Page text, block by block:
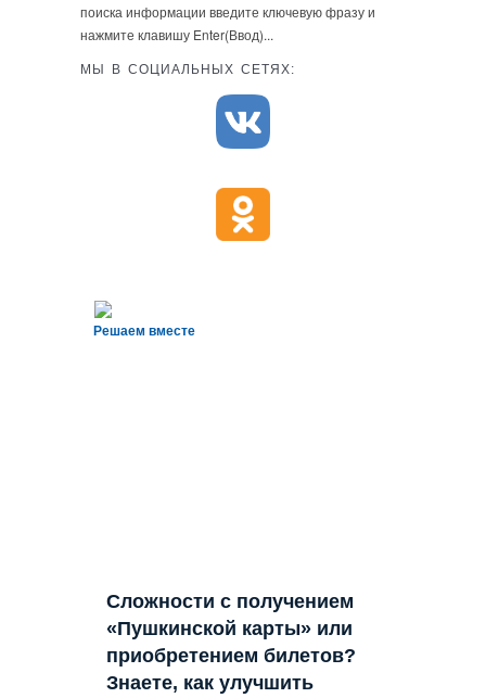
поиска информации введите ключевую фразу и
нажмите клавишу Enter(Ввод)...
МЫ В СОЦИАЛЬНЫХ СЕТЯХ:
Решаем вместе
Сложности с получением
«Пушкинской карты» или
приобретением билетов?
Знаете, как улучшить